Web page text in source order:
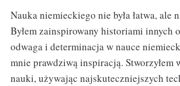
Nauka niemieckiego nie była łatwa, ale
Byłem zainspirowany historiami innych
odwaga i determinacja w nauce
mnie prawdziwą inspiracją. Stworzyłem
nauki, używając najskuteczniejszych